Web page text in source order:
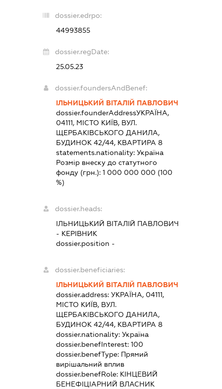
dossier.edrpo:
44993855
dossier.regDate:
25.05.23
dossier.foundersAndBenef:
ІЛЬНИЦЬКИЙ ВІТАЛІЙ ПАВЛОВИЧ
dossier.founderAddressУКРАЇНА,
04111, МІСТО КИЇВ, ВУЛ.
ЩЕРБАКІВСЬКОГО ДАНИЛА,
БУДИНОК 42/44, КВАРТИРА 8
statements.nationality: Україна
Розмір внеску до статутного
фонду (грн.): 1 000 000 000 (100
%)
dossier.heads:
ІЛЬНИЦЬКИЙ ВІТАЛІЙ ПАВЛОВИЧ
- КЕРІВНИК
dossier.position -
dossier.beneficiaries:
ІЛЬНИЦЬКИЙ ВІТАЛІЙ ПАВЛОВИЧ
dossier.address: УКРАЇНА, 04111,
МІСТО КИЇВ, ВУЛ.
ЩЕРБАКІВСЬКОГО ДАНИЛА,
БУДИНОК 42/44, КВАРТИРА 8
dossier.nationality: Україна
dossier.benefInterest: 100
dossier.benefType: Прямий
вирішальний вплив
dossier.benefRole: КІНЦЕВИЙ
БЕНЕФІЦІАРНИЙ ВЛАСНИК